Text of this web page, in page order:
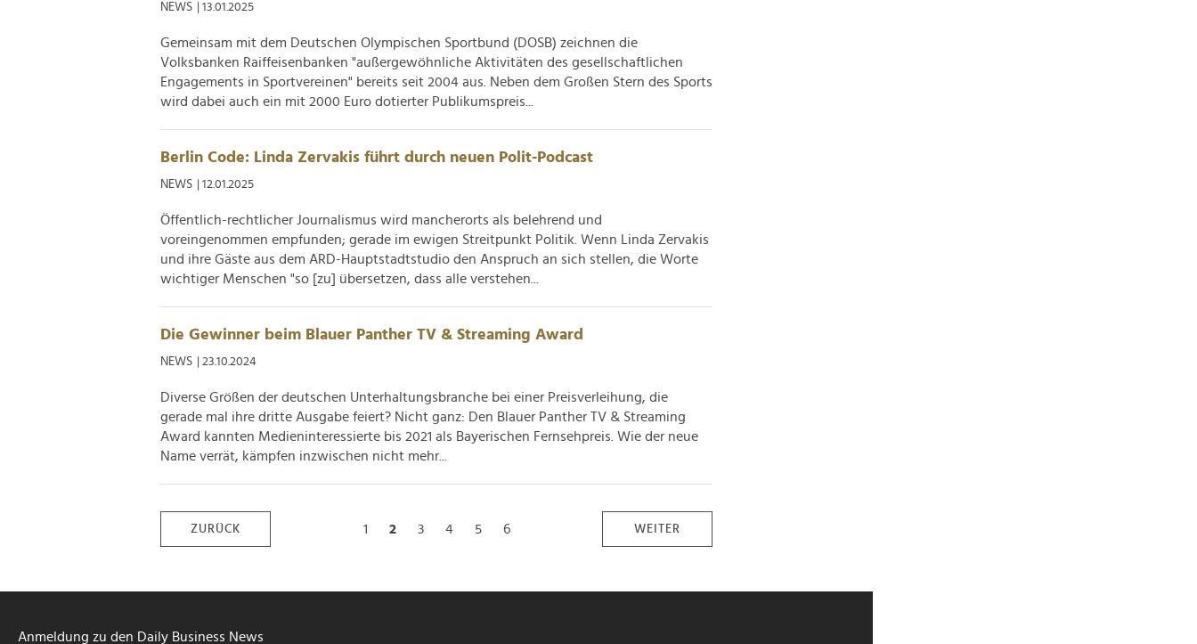
NEWS | 13.01.2025
Gemeinsam mit dem Deutschen Olympischen Sportbund (DOSB) zeichnen die
Volksbanken Raiffeisenbanken "außergewöhnliche Aktivitäten des gesellschaftlichen
Engagements in Sportvereinen" bereits seit 2004 aus. Neben dem Großen Stern des Sports
wird dabei auch ein mit 2000 Euro dotierter Publikumspreis...
Berlin Code: Linda Zervakis führt durch neuen Polit-Podcast
NEWS | 12.01.2025
Öffentlich-rechtlicher Journalismus wird mancherorts als belehrend und
voreingenommen empfunden; gerade im ewigen Streitpunkt Politik. Wenn Linda Zervakis
und ihre Gäste aus dem ARD-Hauptstadtstudio den Anspruch an sich stellen, die Worte
wichtiger Menschen "so [zu] übersetzen, dass alle verstehen...
Die Gewinner beim Blauer Panther TV & Streaming Award
NEWS | 23.10.2024
Diverse Größen der deutschen Unterhaltungsbranche bei einer Preisverleihung, die
gerade mal ihre dritte Ausgabe feiert? Nicht ganz: Den Blauer Panther TV & Streaming
Award kannten Medieninteressierte bis 2021 als Bayerischen Fernsehpreis. Wie der neue
Name verrät, kämpfen inzwischen nicht mehr...
ZURÜCK 1 2 3 4 5 6 WEITER
Anmeldung zu den Daily Business News